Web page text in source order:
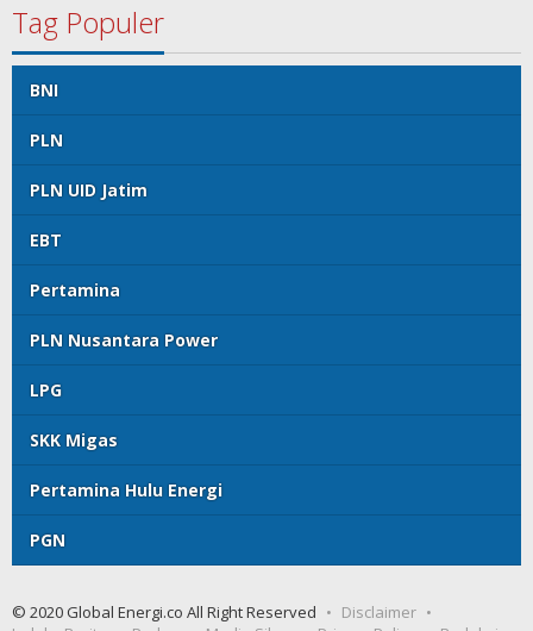
Tag Populer
BNI
PLN
PLN UID Jatim
EBT
Pertamina
PLN Nusantara Power
LPG
SKK Migas
Pertamina Hulu Energi
PGN
© 2020 Global Energi.co All Right Reserved
Disclaimer